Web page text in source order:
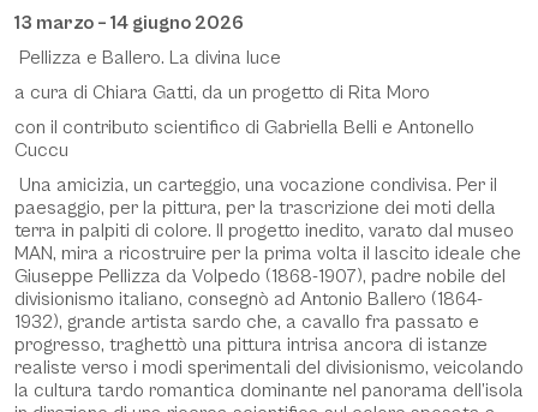
13 marzo – 14 giugno 2026
Pellizza e Ballero. La divina luce
a cura di Chiara Gatti, da un progetto di Rita Moro
con il contributo scientifico di Gabriella Belli e Antonello
Cuccu
Una amicizia, un carteggio, una vocazione condivisa. Per il
paesaggio, per la pittura, per la trascrizione dei moti della
terra in palpiti di colore. Il progetto inedito, varato dal museo
MAN, mira a ricostruire per la prima volta il lascito ideale che
Giuseppe Pellizza da Volpedo (1868-1907), padre nobile del
divisionismo italiano, consegnò ad Antonio Ballero (1864-
1932), grande artista sardo che, a cavallo fra passato e
progresso, traghettò una pittura intrisa ancora di istanze
realiste verso i modi sperimentali del divisionismo, veicolando
la cultura tardo romantica dominante nel panorama dell’isola